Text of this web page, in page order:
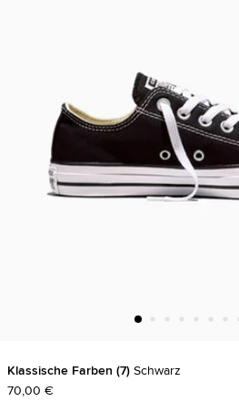
Klassische Farben 7 Schwarz
70,00 €